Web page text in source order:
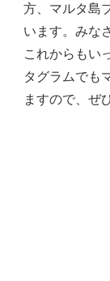
方、マルタ島
います。みな
これからもい
タグラムでも
ますので、ぜ